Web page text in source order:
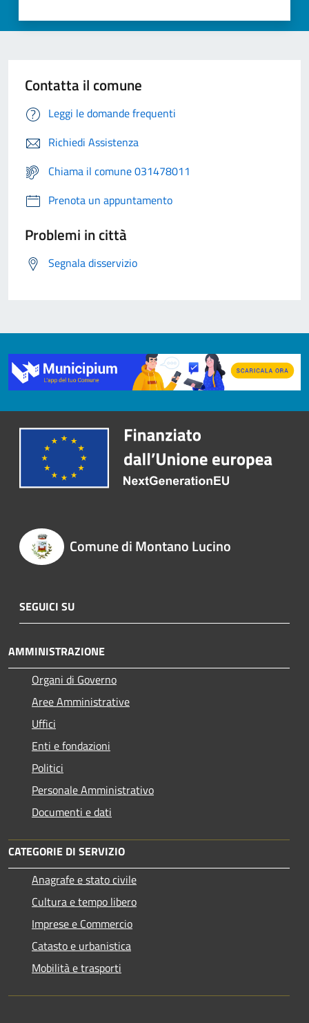
Contatta il comune
Leggi le domande frequenti
Richiedi Assistenza
Chiama il comune 031478011
Prenota un appuntamento
Problemi in città
Segnala disservizio
Comune di Montano Lucino
SEGUICI SU
AMMINISTRAZIONE
Organi di Governo
Aree Amministrative
Uffici
Enti e fondazioni
Politici
Personale Amministrativo
Documenti e dati
CATEGORIE DI SERVIZIO
Anagrafe e stato civile
Cultura e tempo libero
Imprese e Commercio
Catasto e urbanistica
Mobilità e trasporti